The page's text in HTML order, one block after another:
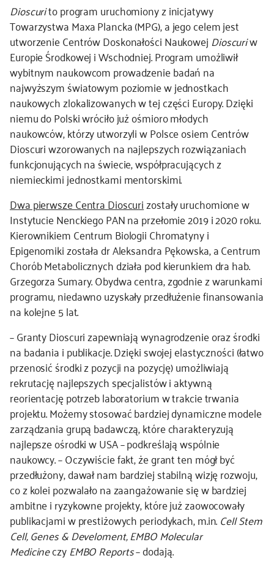
nagroda NCN
kontakt
Dioscurito program uruchomiony z inicjatywy
Towarzystwa Maxa Plancka (MPG), a jego celem jest
utworzenie Centrów Doskonałości NaukowejDioscuriw
Europie Środkowej i Wschodniej. Program umożliwił
wybitnym naukowcom prowadzenie badań na
najwyższym światowym poziomie w jednostkach
naukowych zlokalizowanych w tej części Europy. Dzięki
niemu do Polski wróciło już ośmioro młodych
naukowców, którzy utworzyli w Polsce osiem Centrów
Dioscuri wzorowanych na najlepszych rozwiązaniach
funkcjonujących na świecie, współpracujących z
niemieckimi jednostkami mentorskimi.
Dwa pierwsze Centra Dioscurizostały uruchomione w
Instytucie Nenckiego PAN na przełomie 2019 i 2020 roku.
Kierownikiem Centrum Biologii Chromatyny i
Epigenomiki została dr Aleksandra Pękowska, a Centrum
Chorób Metabolicznych działa pod kierunkiem dra hab.
Grzegorza Sumary. Obydwa centra, zgodnie z warunkami
programu, niedawno uzyskały przedłużenie finansowania
na kolejne 5 lat.
– Granty Dioscuri zapewniają wynagrodzenie oraz środki
na badania i publikacje. Dzięki swojej elastyczności (łatwo
przenosić środki z pozycji na pozycję) umożliwiają
rekrutację najlepszych specjalistów i aktywną
reorientację potrzeb laboratorium w trakcie trwania
projektu. Możemy stosować bardziej dynamiczne modele
zarządzania grupą badawczą, które charakteryzują
najlepsze ośrodki w USA – podkreślają wspólnie
naukowcy. – Oczywiście fakt, że grant ten mógł być
przedłużony, dawał nam bardziej stabilną wizję rozwoju,
co z kolei pozwalało na zaangażowanie się w bardziej
ambitne i ryzykowne projekty, które już zaowocowały
publikacjami w prestiżowych periodykach, m.in.Cell Stem
Cell, Genes & Develoment, EMBO Molecular
MedicineczyEMBO Reports– dodają.